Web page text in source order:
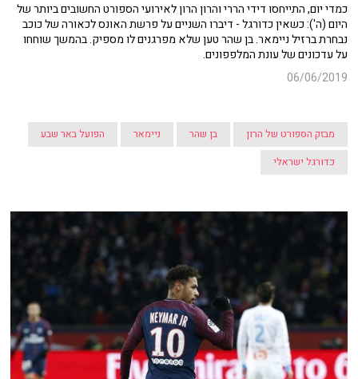
כמדי יום, התייחסו דידי הררי והרון הרון לאירועי הספורט החשובים ביותר של
היום (ה'): כשאין כדורגל - דיברו השניים על פרשת האונס לכאורה של כוכב
נבחרת ברזיל ניימאר. בן שהר טען שלא מפרגנים לו מספיק. בהמשך שוחחו
על עדכונים של עונת המלפפונים.
06/06/2019
מבזק הספורט של הרון בן שהר ניימאר
הפועל באר שבע
כדורגל ישראלי